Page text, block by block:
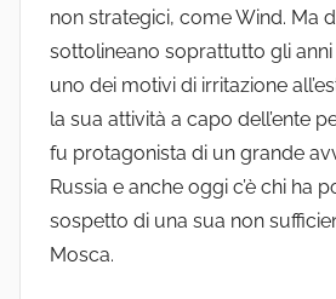
non strategici, come Wind. Ma
sottolineano soprattutto gli anni
uno dei motivi di irritazione
la sua attività a capo dell’ente
fu protagonista di un grande
Russia e anche oggi c’è chi ha
sospetto di una sua non
Mosca.